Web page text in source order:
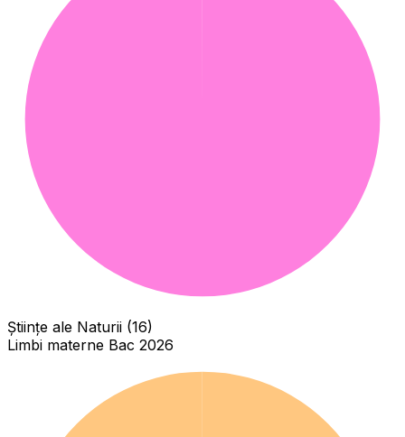
Științe ale Naturii (16)
Limbi materne Bac 2026